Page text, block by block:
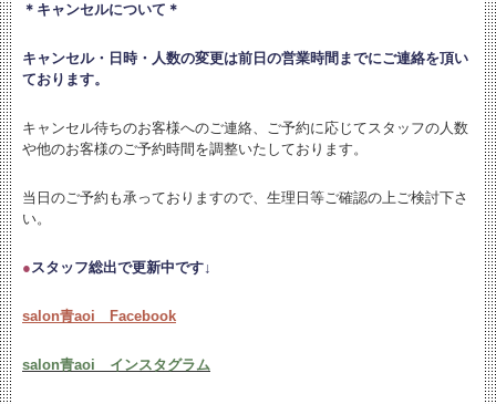
＊キャンセルについて＊
キャンセル・日時・人数の変更は前日の営業時間までにご連絡を頂い
ております。
キャンセル待ちのお客様へのご連絡、ご予約に応じてスタッフの人数
や他のお客様のご予約時間を調整いたしております。
当日のご予約も承っておりますので、生理日等ご確認の上ご検討下さ
い。
●スタッフ総出で更新中です↓
salon青aoi Facebook
salon青aoi インスタグラム